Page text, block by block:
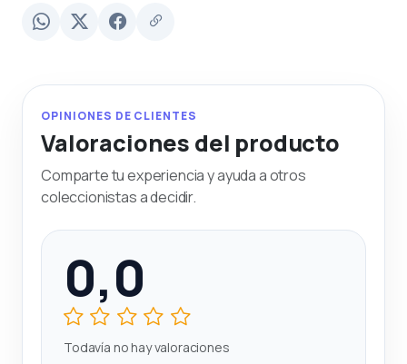
OPINIONES DE CLIENTES
Valoraciones del producto
Comparte tu experiencia y ayuda a otros
coleccionistas a decidir.
0,0
Todavía no hay valoraciones